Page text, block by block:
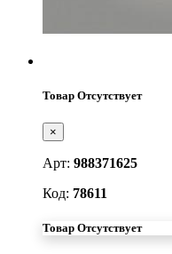
Товар Отсутствует
×
Арт: 988371625
Код: 78611
Товар Отсутствует